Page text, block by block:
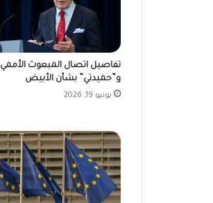
تفاصيل اتصال المبعوث الأممي
و”حميدتي” بشأن الأبيض
يونيو 19, 2026